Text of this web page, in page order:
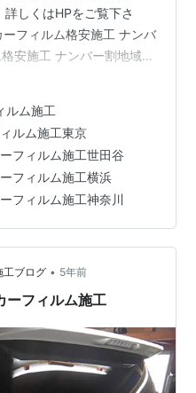
しくはHPをご覧下さ
フィルム格安施工 ナンバ
安施工 ナンバー割地域拡
域拡大！ 詳しくはHPを
ボディコーティン
激安キャンペーン中！！
ーティング格安・激安キ
…
ルム施工
ルム施工東京
フィルム施工世田谷
フィルム施工横浜
フィルム施工神奈川
工ブログ • 5年前
フィルム施工